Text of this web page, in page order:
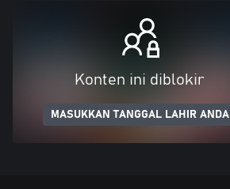
Konten ini diblokir
MASUKKAN TANGGAL LAHIR ANDA